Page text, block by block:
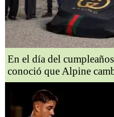
En el día del
conoció que Alpine